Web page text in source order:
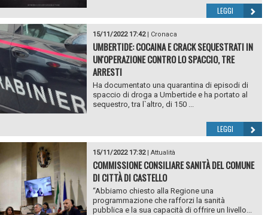
LEGGI
15/11/2022 17:42| Cronaca
UMBERTIDE: COCAINA E CRACK SEQUESTRATI IN
UN'OPERAZIONE CONTRO LO SPACCIO, TRE
ARRESTI
Ha documentato una quarantina di episodi di
spaccio di droga a Umbertide e ha portato al
sequestro, tra l`altro, di 150 ...
LEGGI
15/11/2022 17:32| Attualità
COMMISSIONE CONSILIARE SANITÀ DEL COMUNE
DI CITTÀ DI CASTELLO
“Abbiamo chiesto alla Regione una
programmazione che rafforzi la sanità
pubblica e la sua capacità di offrire un livello...